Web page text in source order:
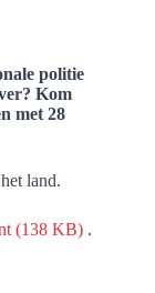
politie
Kom
met 28
land.
(138 KB) .